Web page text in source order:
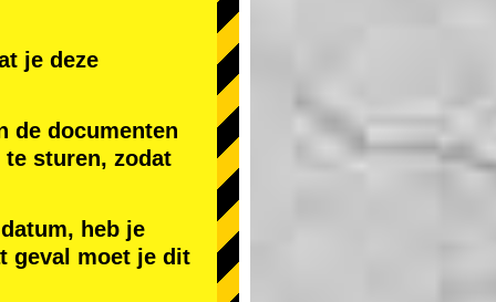
je deze
de documenten
te sturen, zodat
heb je
geval moet je dit